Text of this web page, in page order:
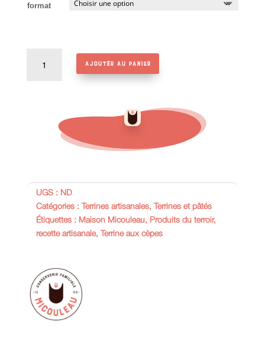
format
Ajouter au panier
UGS : ND
Catégories :
Terrines artisanales,
Terrines et pâtés
Étiquettes : Maison Micouleau, Produits du terroir,
recette artisanale, Terrine aux cèpes